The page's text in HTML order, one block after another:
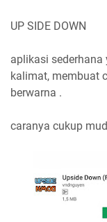
UP SIDE DOWN
aplikasi
kalimat, membuat
berwarna .
caranya cukup